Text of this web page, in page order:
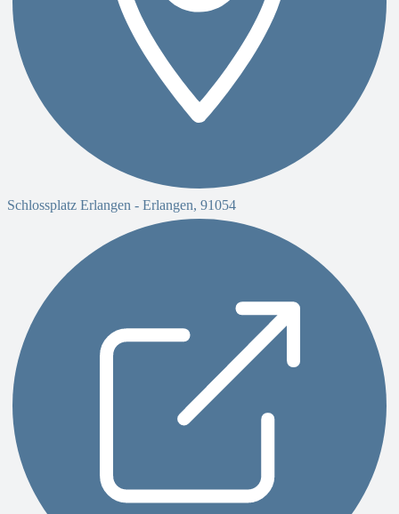
Schlossplatz Erlangen - Erlangen, 91054